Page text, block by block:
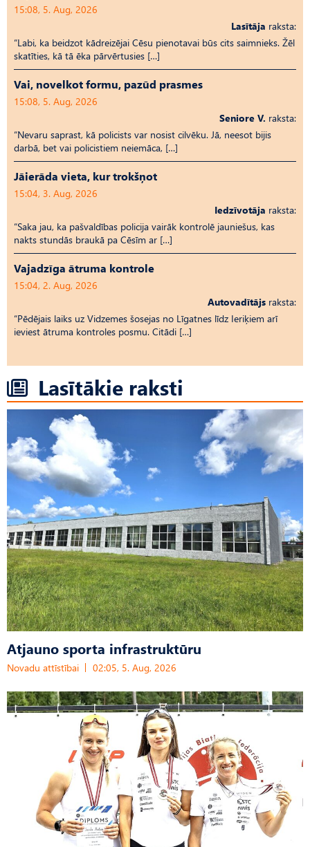
15:08, 5. Aug, 2026
Lasītāja raksta:
“Labi, ka beidzot kādreizējai Cēsu pienotavai būs cits saimnieks. Žēl
skatīties, kā tā ēka pārvērtusies […]
Vai, novelkot formu, pazūd prasmes
15:08, 5. Aug, 2026
Seniore V. raksta:
“Nevaru saprast, kā policists var nosist cilvēku. Jā, neesot bijis
darbā, bet vai policistiem neiemāca, […]
Jāierāda vieta, kur trokšņot
15:04, 3. Aug, 2026
Iedzīvotāja raksta:
“Saka jau, ka pašvaldības policija vairāk kontrolē jauniešus, kas
nakts stundās braukā pa Cēsīm ar […]
Vajadzīga ātruma kontrole
15:04, 2. Aug, 2026
Autovadītājs raksta:
“Pēdējais laiks uz Vid­ze­mes šosejas no Līgatnes līdz Ieriķiem arī
ieviest ātruma kontroles posmu. Citādi […]
Lasītākie raksti
Atjauno sporta infrastruktūru
Novadu attīstībai 02:05, 5. Aug, 2026